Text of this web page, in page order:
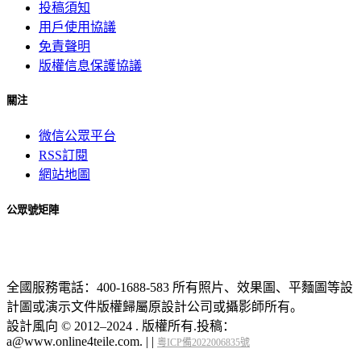
投稿須知
用戶使用協議
免責聲明
版權信息保護協議
關注
微信公眾平台
RSS訂閱
網站地圖
公眾號矩陣
全國服務電話：400-1688-583 所有照片、效果圖、平麵圖等設
計圖或演示文件版權歸屬原設計公司或攝影師所有。
設計風向 © 2012–2024 . 版權所有.投稿：
a@www.online4teile.com. | | 粵ICP備2022006835號